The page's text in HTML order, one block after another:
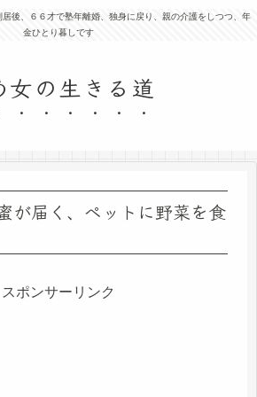
後、６６才で塾年離婚、独身に戻り、親の介護をしつつ、年
金ひとり暮しです
女の生きる道
が届く、ペットに野菜を食
スポンサーリンク